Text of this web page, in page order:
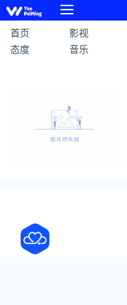
首页 影视
态度
音乐